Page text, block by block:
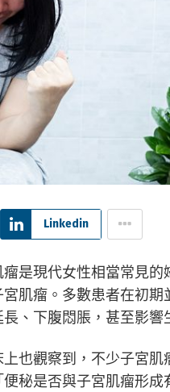
Linkedin
是現代女性相當常見
肌瘤。多數患者在初
、下腹悶脹，甚至影響
也觀察到，不少子宮
秘是否與子宮肌瘤形成